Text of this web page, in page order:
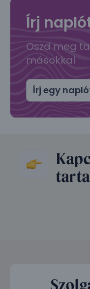
Írj
Oszd meg
másokkal
Írj egy